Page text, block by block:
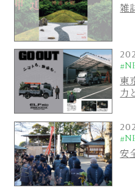
雑
東
力
安